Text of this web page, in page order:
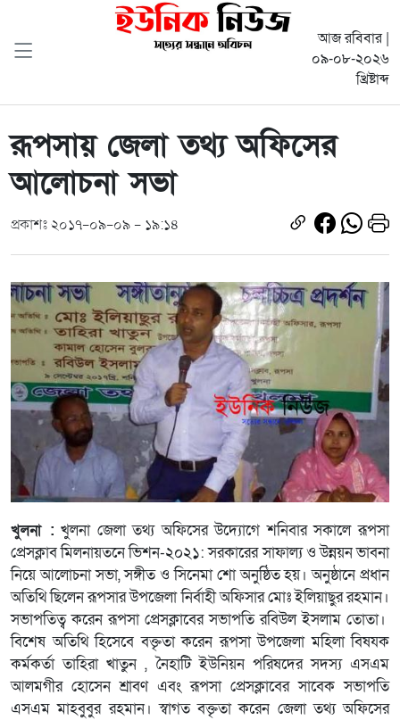
আজ রবিবার |
০৯-০৮-২০২৬
খ্রিষ্টাব্দ
রূপসায় জেলা তথ্য অফিসের
আলোচনা সভা
প্রকাশঃ ২০১৭-০৯-০৯ - ১৯:১৪
খুলনা : খুলনা জেলা তথ্য অফিসের উদ্যোগে শনিবার সকালে রূপসা
প্রেসক্লাব মিলনায়তনে ভিশন-২০২১: সরকারের সাফাল্য ও উন্নয়ন ভাবনা
নিয়ে আলোচনা সভা, সঙ্গীত ও সিনেমা শো অনুষ্ঠিত হয়। অনুষ্ঠানে প্রধান
অতিথি ছিলেন রূপসার উপজেলা নির্বাহী অফিসার মোঃ ইলিয়াছুর রহমান।
সভাপতিত্ব করেন রূপসা প্রেসক্লাবের সভাপতি রবিউল ইসলাম তোতা।
বিশেষ অতিথি হিসেবে বক্তৃতা করেন রূপসা উপজেলা মহিলা বিষযক
কর্মকর্তা তাহিরা খাতুন , নৈহাটি ইউনিয়ন পরিষদের সদস্য এসএম
আলমগীর হোসেন শ্রাবণ এবং রূপসা প্রেসক্লাবের সাবেক সভাপতি
এসএম মাহবুবুর রহমান। স্বাগত বক্তৃতা করেন জেলা তথ্য অফিসের